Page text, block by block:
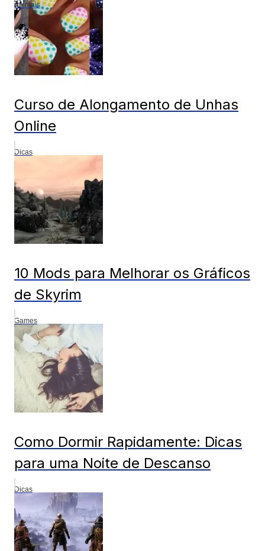
Animais
Curso de Alongamento de Unhas
Online
Dicas
10 Mods para Melhorar os Gráficos
de Skyrim
Games
Como Dormir Rapidamente: Dicas
para uma Noite de Descanso
Dicas